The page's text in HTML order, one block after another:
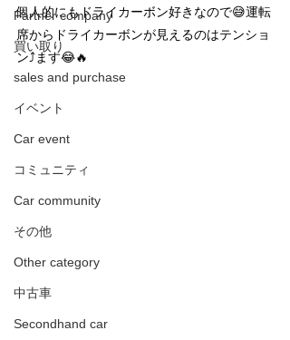
Partner company
買い取り
sales and purchase
イベント
Car event
コミュニティ
Car community
その他
Other category
中古車
Secondhand car
個人的にもドライカーボン好きなので😅運転
席からドライカーボンが見えるのはテンショ
ン⤴ます😂🔥